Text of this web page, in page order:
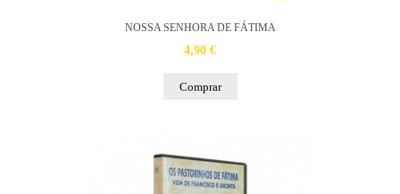
NOSSA SENHORA DE FÁTIMA
4,90 €
Comprar